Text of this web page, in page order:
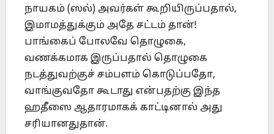
நாயகம் (ஸல்) அவர்கள் கூறியிருப்பதால்,
இமாமத்துக்கும் அதே சட்டம் தான்!
பாங்கைப் போலவே தொழுகை,
வணக்கமாக இருப்பதால் தொழுகை
நடத்துவற்குச் சம்பளம் கொடுப்பதோ,
வாங்குவதோ கூடாது என்பதற்கு இந்த
ஹதீஸை ஆதாரமாகக் காட்டினால் அது
சரியானதுதான்.